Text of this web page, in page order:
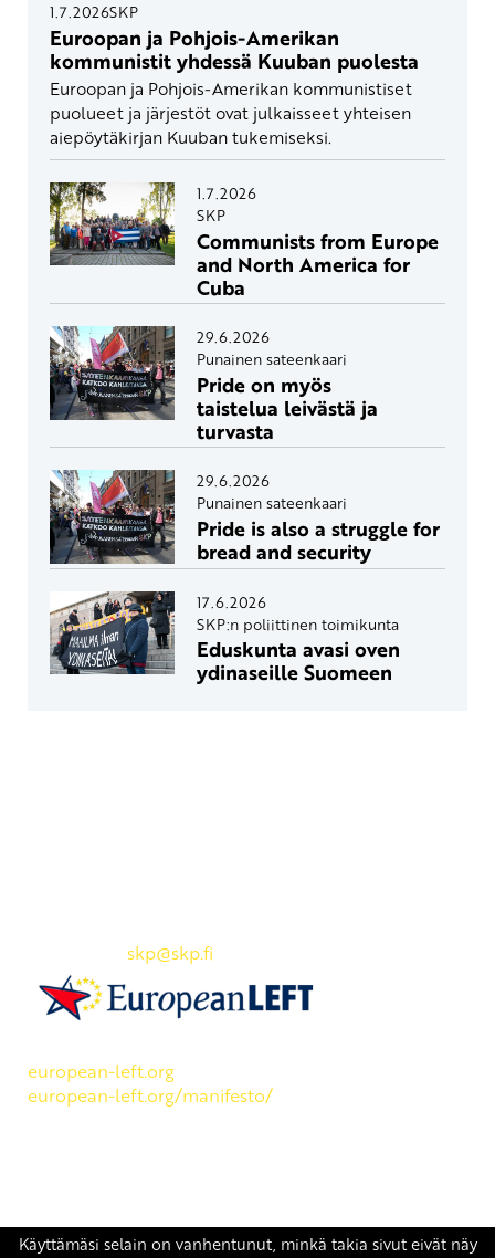
1.7.2026SKP
Euroopan ja Pohjois-Amerikan
kommunistit yhdessä Kuuban puolesta
Euroopan ja Pohjois-Amerikan kommunistiset
puolueet ja järjestöt ovat julkaisseet yhteisen
aiepöytäkirjan Kuuban tukemiseksi.
1.7.2026
SKP
Communists from Europe
and North America for
Cuba
29.6.2026
Punainen sateenkaari
Pride on myös
taistelua leivästä ja
turvasta
29.6.2026
Punainen sateenkaari
Pride is also a struggle for
bread and security
17.6.2026
SKP:n poliittinen toimikunta
Eduskunta avasi oven
ydinaseille Suomeen
skp@skp.fi
european-left.org
european-left.org/manifesto/